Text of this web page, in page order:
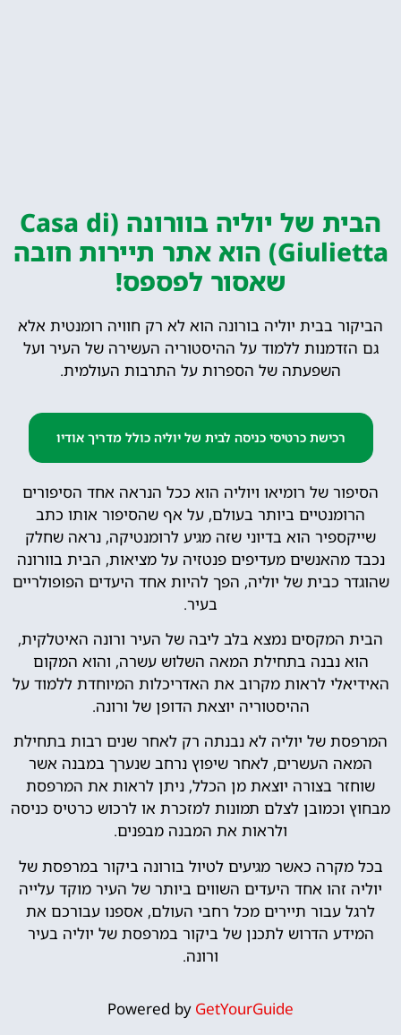
הבית של יוליה בוורונה (Casa di
Giulietta) הוא אתר תיירות חובה
שאסור לפספס!
הביקור בבית יוליה בורונה הוא לא רק חוויה רומנטית אלא
גם הזדמנות ללמוד על ההיסטוריה העשירה של העיר ועל
השפעתה של הספרות על התרבות העולמית.
רכישת כרטיסי כניסה לבית של יוליה כולל מדריך אודיו
הסיפור של רומיאו ויוליה הוא ככל הנראה אחד הסיפורים
הרומנטיים ביותר בעולם, על אף שהסיפור אותו כתב
שייקספיר הוא בדיוני שזה מגיע לרומנטיקה, נראה שחלק
נכבד מהאנשים מעדיפים פנטזיה על מציאות, הבית בוורונה
שהוגדר כבית של יוליה, הפך להיות אחד היעדים הפופולריים
בעיר.
הבית המקסים נמצא בלב ליבה של העיר ורונה האיטלקית,
הוא נבנה בתחילת המאה השלוש עשרה, והוא המקום
האידיאלי לראות מקרוב את האדריכלות המיוחדת ללמוד על
ההיסטוריה יוצאת הדופן של ורונה.
המרפסת של יוליה לא נבנתה רק לאחר שנים רבות בתחילת
המאה העשרים, לאחר שיפוץ נרחב שנערך במבנה אשר
שוחזר בצורה יוצאת מן הכלל, ניתן לראות את המרפסת
מבחוץ וכמובן לצלם תמונות למזכרת או לרכוש כרטיס כניסה
ולראות את המבנה מבפנים.
בכל מקרה כאשר מגיעים לטיול בורונה ביקור במרפסת של
יוליה זהו אחד היעדים השווים ביותר של העיר מוקד עלייה
לרגל עבור תיירים מכל רחבי העולם, אספנו עבורכם את
המידע הדרוש לתכנן של ביקור במרפסת של יוליה בעיר
ורונה.
Powered by GetYourGuide